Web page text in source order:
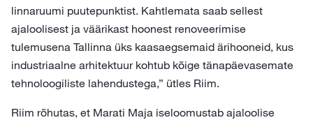
linnaruumi puutepunktist. Kahtlemata saab sellest
ajaloolisest ja väärikast hoonest renoveerimise
tulemusena Tallinna üks kaasaegsemaid ärihooneid, kus
industriaalne arhitektuur kohtub kõige tänapäevasemate
tehnoloogiliste lahendustega,” ütles Riim.
Riim rõhutas, et Marati Maja iseloomustab ajaloolise